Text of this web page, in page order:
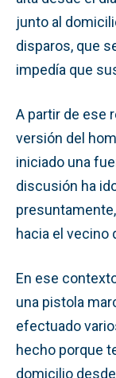
junto al
disparos, que
impedía que
A partir de ese
versión del
iniciado una
discusión ha
hacia el vecino
En ese
una pistola
efectuado
hecho porque
domicilio